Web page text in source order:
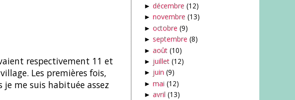
respectivement 11 et
Les premières fois,
me suis habituée assez
► décembre (12)
► novembre (13)
► octobre (9)
► septembre (8)
► août (10)
► juillet (12)
► juin (9)
► mai (12)
► avril (13)